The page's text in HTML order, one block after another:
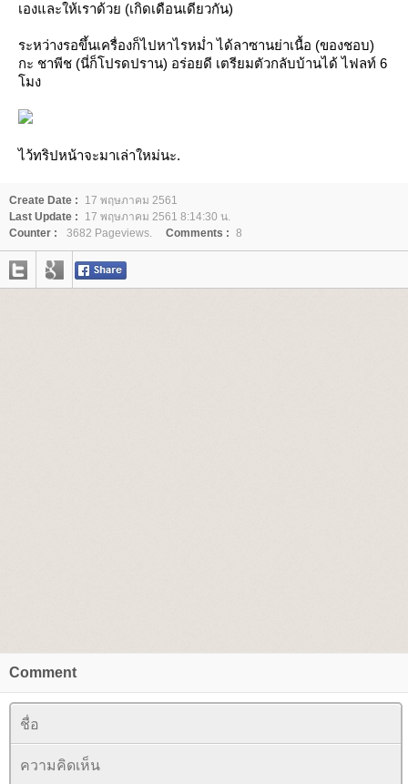
เองและให้เราด้วย (เกิดเดือนเดียวกัน)
ระหว่างรอขึ้นเครื่องก็ไปหาไรหม่ำ ได้ลาซานย่าเนื้อ (ของชอบ)
กะ ชาพีช (นี่ก็โปรดปราน) อร่อยดี เตรียมตัวกลับบ้านได้ ไฟลท์ 6
มง
ไว้ทริปหน้าจะมาเล่าใหม่นะ.
Create Date :
17 พฤษภาคม 2561
Last Update :
17 พฤษภาคม 2561 8:14:30 น.
Counter :
3682 Pageviews. Comments : 8
Comment